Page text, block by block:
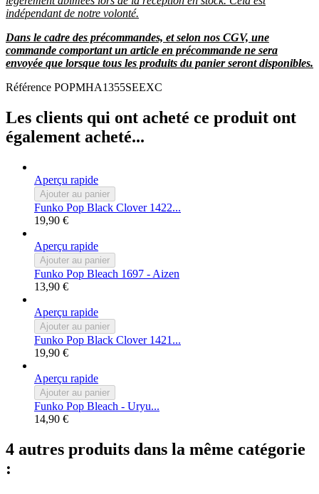
indépendant de notre volonté.
Dans le cadre des précommandes, et selon nos CGV, une
commande comportant un article en précommande ne sera
envoyée que lorsque tous les produits du panier seront disponibles.
Référence POPMHA1355SEEXC
Les clients qui ont acheté ce produit ont
également acheté...
Aperçu rapide
Ajouter au panier
Funko Pop Black Clover 1422...
19,90 €
Aperçu rapide
Ajouter au panier
Funko Pop Bleach 1697 - Aizen
13,90 €
Aperçu rapide
Ajouter au panier
Funko Pop Black Clover 1421...
19,90 €
Aperçu rapide
Ajouter au panier
Funko Pop Bleach - Uryu...
14,90 €
4 autres produits dans la même catégorie
: